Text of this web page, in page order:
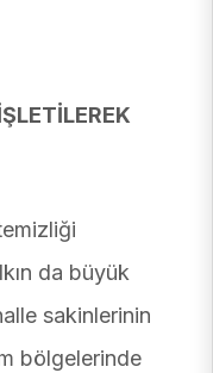
da büyük
sakinlerinin
bölgelerinde